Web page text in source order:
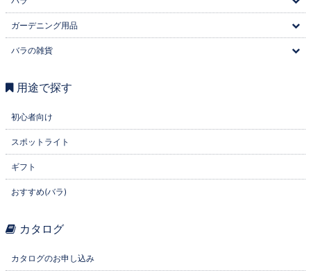
ガーデニング用品
バラの雑貨
用途で探す
初心者向け
スポットライト
ギフト
おすすめ(バラ)
カタログ
カタログのお申し込み